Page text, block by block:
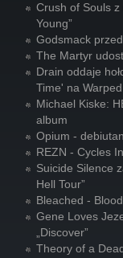
Crush of Souls
Young”
Godsmack
The Martyr
Drain oddaje
Time' na
Michael Kiske:
album
Opium -
REZN - Cycles
Suicide Silence
Hell Tour”
Bleached -
Gene Loves
„Discover”
Theory of a